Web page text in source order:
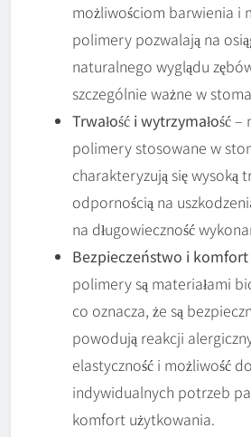
możliwościom barwienia i
polimery pozwalają na
naturalnego wyglądu
szczególnie ważne w
Trwałość i wytrzymałość–
polimery stosowane w
charakteryzują się wysoką
odpornością na
na długowieczność
Bezpieczeństwo i
polimery są materiałami
co oznacza, że są
powodują reakcji
elastyczność i możliwość
indywidualnych potrzeb
komfort użytkowania.